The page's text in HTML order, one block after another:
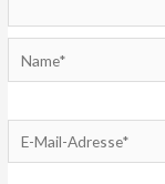
Mail-